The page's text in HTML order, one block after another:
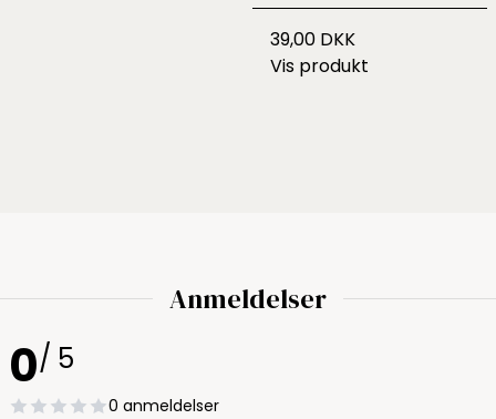
39,00 DKK
Vis produkt
Anmeldelser
0/ 5
0 anmeldelser